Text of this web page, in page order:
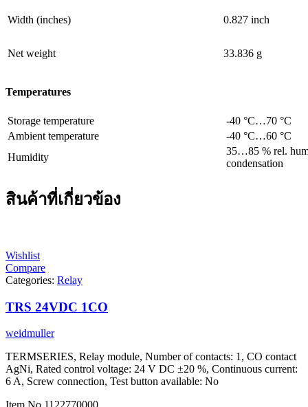
Width (inches) 0.827 inch
Net weight 33.836 g
Temperatures
Storage temperature
-40 °C…70 °C
Ambient temperature
-40 °C…60 °C
Humidity
35…85 % rel.
condensation
สินค้าที่เกี่ยวข้อง
Wishlist
Compare
Categories: Relay
TRS 24VDC 1CO
weidmuller
TERMSERIES, Relay module, Number of contacts: 1, CO contact
AgNi, Rated control voltage: 24 V DC ±20 %, Continuous current:
6 A, Screw connection, Test button available: No